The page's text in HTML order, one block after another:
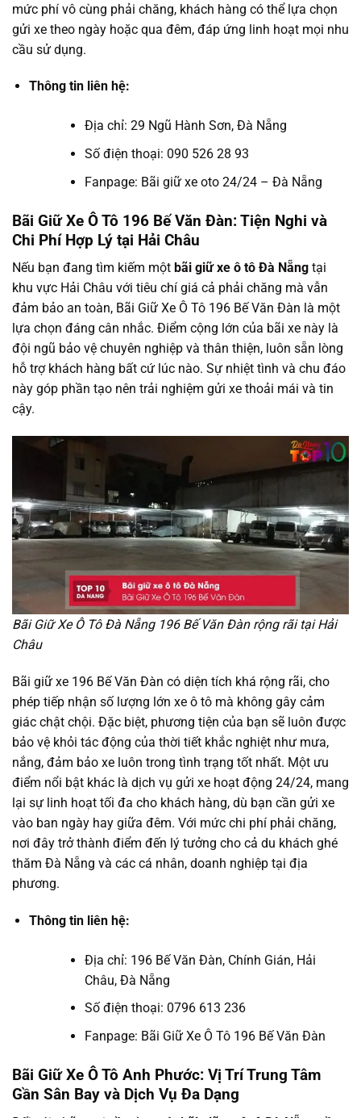
mức phí vô cùng phải chăng, khách hàng có thể lựa chọn
gửi xe theo ngày hoặc qua đêm, đáp ứng linh hoạt mọi nhu
cầu sử dụng.
Thông tin liên hệ:
Địa chỉ: 29 Ngũ Hành Sơn, Đà Nẵng
Số điện thoại: 090 526 28 93
Fanpage: Bãi giữ xe oto 24/24 – Đà Nẵng
Bãi Giữ Xe Ô Tô 196 Bế Văn Đàn: Tiện Nghi và
Chi Phí Hợp Lý tại Hải Châu
Nếu bạn đang tìm kiếm một bãi giữ xe ô tô Đà Nẵng tại
khu vực Hải Châu với tiêu chí giá cả phải chăng mà vẫn
đảm bảo an toàn, Bãi Giữ Xe Ô Tô 196 Bế Văn Đàn là một
lựa chọn đáng cân nhắc. Điểm cộng lớn của bãi xe này là
đội ngũ bảo vệ chuyên nghiệp và thân thiện, luôn sẵn lòng
hỗ trợ khách hàng bất cứ lúc nào. Sự nhiệt tình và chu đáo
này góp phần tạo nên trải nghiệm gửi xe thoải mái và tin
cậy.
Bãi Giữ Xe Ô Tô Đà Nẵng 196 Bế Văn Đàn rộng rãi tại Hải
Châu
Bãi giữ xe 196 Bế Văn Đàn có diện tích khá rộng rãi, cho
phép tiếp nhận số lượng lớn xe ô tô mà không gây cảm
giác chật chội. Đặc biệt, phương tiện của bạn sẽ luôn được
bảo vệ khỏi tác động của thời tiết khắc nghiệt như mưa,
nắng, đảm bảo xe luôn trong tình trạng tốt nhất. Một ưu
điểm nổi bật khác là dịch vụ gửi xe hoạt động 24/24, mang
lại sự linh hoạt tối đa cho khách hàng, dù bạn cần gửi xe
vào ban ngày hay giữa đêm. Với mức chi phí phải chăng,
nơi đây trở thành điểm đến lý tưởng cho cả du khách ghé
thăm Đà Nẵng và các cá nhân, doanh nghiệp tại địa
phương.
Thông tin liên hệ:
Địa chỉ: 196 Bế Văn Đàn, Chính Gián, Hải
Châu, Đà Nẵng
Số điện thoại: 0796 613 236
Fanpage: Bãi Giữ Xe Ô Tô 196 Bế Văn Đàn
Bãi Giữ Xe Ô Tô Anh Phước: Vị Trí Trung Tâm
Gần Sân Bay và Dịch Vụ Đa Dạng